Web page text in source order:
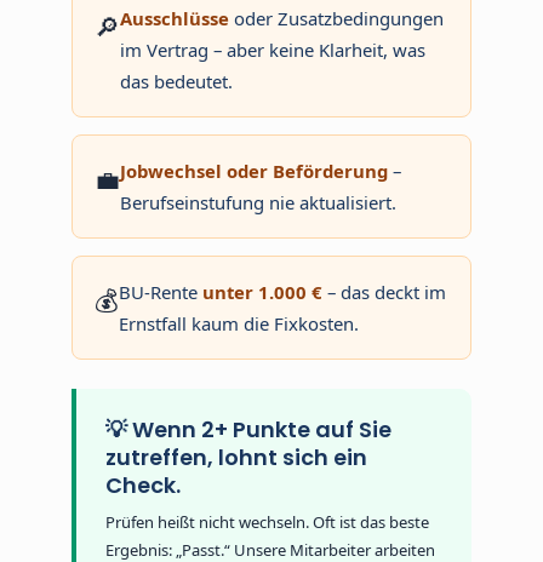
🔎Ausschlüsse oder Zusatzbedingungen
im Vertrag – aber keine Klarheit, was
das bedeutet.
💼Jobwechsel oder Beförderung –
Berufseinstufung nie aktualisiert.
💰BU-Rente unter 1.000 € – das deckt im
Ernstfall kaum die Fixkosten.
💡 Wenn 2+ Punkte auf Sie
zutreffen, lohnt sich ein
Check.
Prüfen heißt nicht wechseln. Oft ist das beste
Ergebnis: „Passt.“ Unsere Mitarbeiter arbeiten